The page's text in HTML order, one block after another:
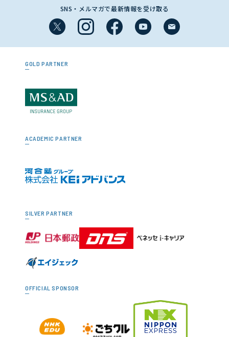
SNS・メルマガで最新情報を受け取る
GOLD PARTNER
ACADEMIC PARTNER
SILVER PARTNER
OFFICIAL SPONSOR